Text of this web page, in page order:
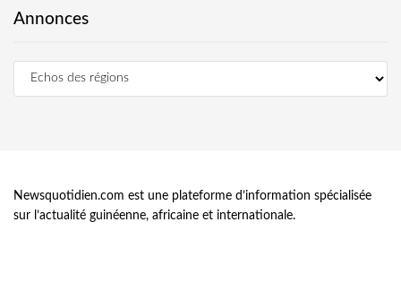
Annonces
Newsquotidien.com est une plateforme d’information spécialisée
sur l’actualité guinéenne, africaine et internationale.